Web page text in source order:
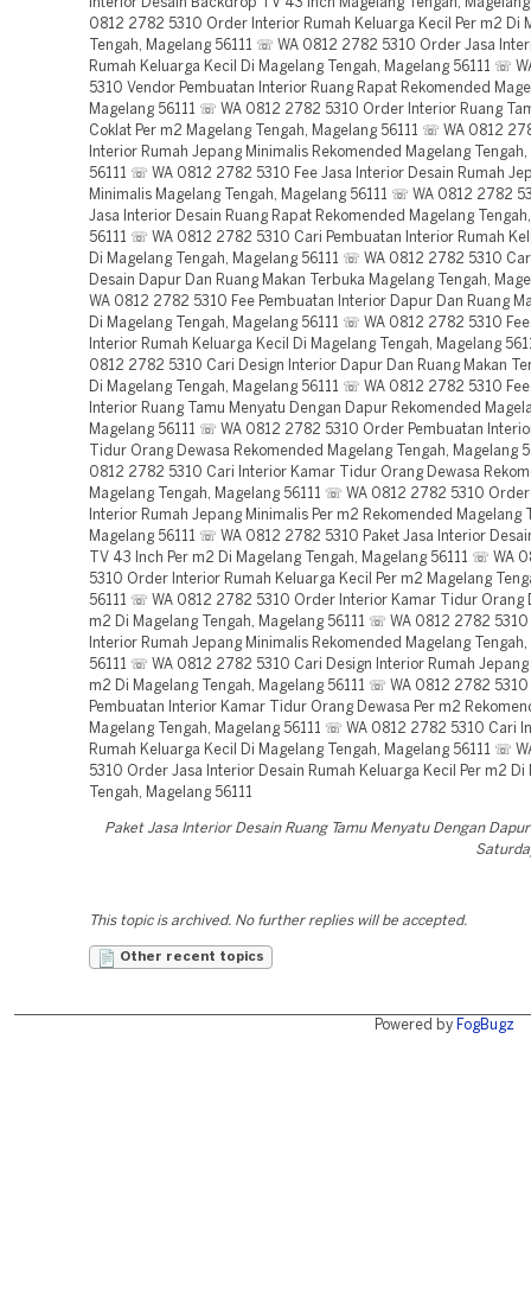
Paket Jasa Interior Desain Ruang Tamu Menyatu Dengan
This topic is archived. No further replies will be accepted.
Other recent topics
Powered by FogBugz